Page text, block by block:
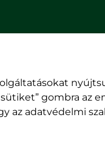
gombra az
az adatvédelmi